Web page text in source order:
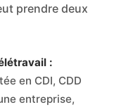
prendre deux
:
en CDI, CDD
entreprise,